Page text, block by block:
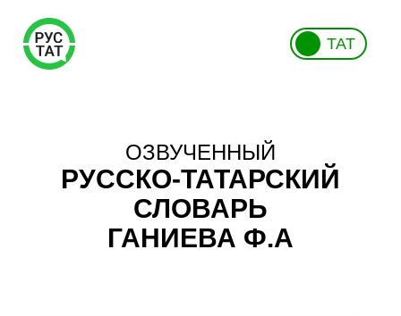
ТАТ
ОЗВУЧЕННЫЙ
РУССКО-ТАТАРСКИЙ
СЛОВАРЬ
ГАНИЕВА Ф.А